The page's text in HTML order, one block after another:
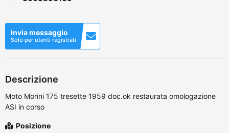
Invia messaggio
Solo per utenti registrati
Descrizione
Moto Morini 175 tresette 1959 doc.ok restaurata omologazione
ASI in corso
Posizione